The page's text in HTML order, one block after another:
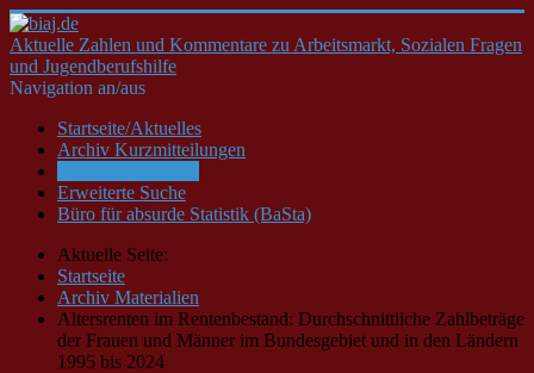
Aktuelle Zahlen und Kommentare zu Arbeitsmarkt, Sozialen Fragen
und Jugendberufshilfe
Navigation an/aus
Startseite/Aktuelles
Archiv Kurzmitteilungen
Erweiterte Suche
Büro für absurde Statistik (BaSta)
Aktuelle Seite:
Startseite
Archiv Materialien
Altersrenten im Rentenbestand: Durchschnittliche Zahlbeträge
der Frauen und Männer im Bundesgebiet und in den Ländern
1995 bis 2024